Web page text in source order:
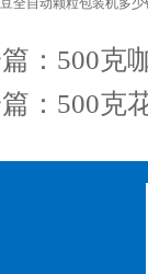
全自动颗粒包装机多少
： 500克
： 500克